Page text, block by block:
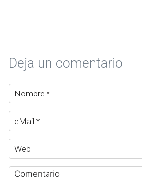
Deja un comentario